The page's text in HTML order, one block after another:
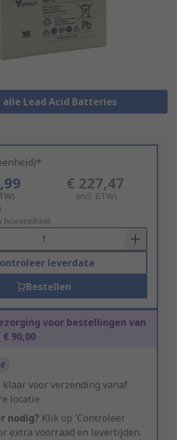
alle Lead Acid Batteries
€ 227,47
(incl. BTW)
leverdata
Bestellen
voor bestellingen van
90,00
klaar voor verzending vanaf
locatie
nodig? Klik op 'Controleer
extra voorraad en levertijden.